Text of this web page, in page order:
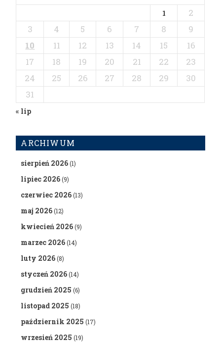
1
2
3
4 5 6 7 8
9
10
11 12 13 14 15
16
17
18 19 20 21 22
23
24
25 26 27 28 29
30
31
« lip
ARCHIWUM
sierpień 2026(1)
lipiec 2026(9)
czerwiec 2026(13)
maj 2026(12)
kwiecień 2026(9)
marzec 2026(14)
luty 2026(8)
styczeń 2026(14)
grudzień 2025 (6)
listopad 2025 (18)
październik 2025 (17)
wrzesień 2025 (19)